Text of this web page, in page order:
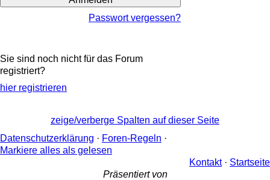
Passwort vergessen?
Sie sind noch nicht für das Forum
registriert?
hier registrieren
zeige/verberge Spalten auf dieser Seite
Datenschutzerklärung · Foren-Regeln ·
Markiere alles als gelesen
Kontakt· Startseite
Präsentiert von